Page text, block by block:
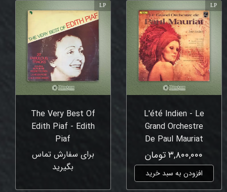
L'été Indien - Le
Grand Orchestre
De Paul Mauriat
۳,۸۰۰,۰۰۰ تومان
افزودن به سبد خرید
LP
The Very Best Of
Edith Piaf - Edith
Piaf
برای سفارش تماس
بگیرید
LP